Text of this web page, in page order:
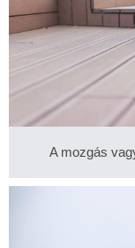
A mozgás